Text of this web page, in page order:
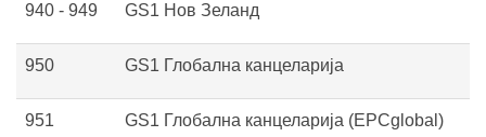
940 - 949 GS1 Нов Зеланд
950 GS1 Глобална канцеларија
951 GS1 Глобална канцеларија (EPCglobal)